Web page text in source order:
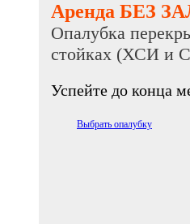
Аренда БЕЗ
Опалубка
стойках (ХСИ и
Успейте до конца
Выбрать опалубку